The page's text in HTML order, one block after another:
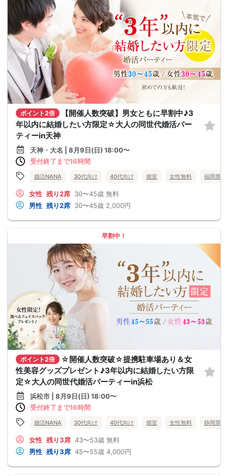
ポイント2倍
【開催人数突破】男女ともに早割中♪3
年以内に結婚したい方限定☆大人の同世代婚活パー
ティーin天神
天神・大名 | 8月9日(日) 18:00〜
受付終了まで16時間
婚活NANA 30代向け 40代向け 個室 女性無料 福岡県
女性 残り2席 30〜45歳 無料
男性 残り2席 30〜45歳 2,000円
早割中！
ポイント2倍
☆開催人数突破☆提携駐車場あり＆女
性美容グッズプレゼント♪3年以内に結婚したい方限
定☆大人の同世代婚活パーティーin浜松
浜松市 | 8月9日(日) 18:00〜
受付終了まで16時間
婚活NANA 30代向け 40代向け 個室 女性無料 静岡県
女性 残り3席 43〜53歳 無料
男性 残り3席 45〜55歳 4,000円